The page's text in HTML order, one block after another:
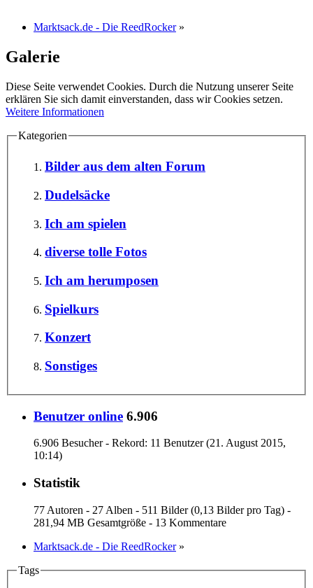
Marktsack.de - Die ReedRocker »
Galerie
Diese Seite verwendet Cookies. Durch die Nutzung unserer Seite
erklären Sie sich damit einverstanden, dass wir Cookies setzen.
Weitere Informationen
Kategorien
Bilder aus dem alten Forum
Dudelsäcke
Ich am spielen
diverse tolle Fotos
Ich am herumposen
Spielkurs
Konzert
Sonstiges
Benutzer online 6.906
6.906 Besucher - Rekord: 11 Benutzer (21. August 2015,
10:14)
Statistik
77 Autoren - 27 Alben - 511 Bilder (0,13 Bilder pro Tag) -
281,94 MB Gesamtgröße - 13 Kommentare
Marktsack.de - Die ReedRocker »
Tags